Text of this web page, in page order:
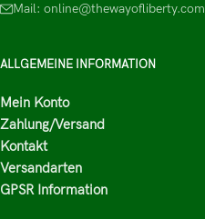
Mail: online@thewayofliberty.com
ALLGEMEINE INFORMATION
Mein Konto
Zahlung/Versand
Kontakt
Versandarten
GPSR Information